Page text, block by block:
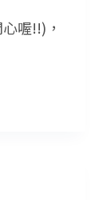
喔!!)，